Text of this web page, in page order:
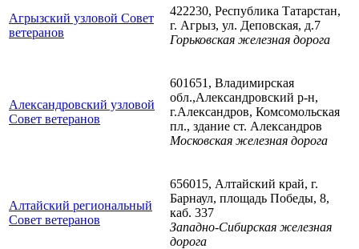
Агрызский узловой Совет
ветеранов
422230, Республика Татарстан,
г. Агрыз, ул. Деповская, д.7
Горьковская железная дорога
Александровский узловой
Совет ветеранов
601651, Владимирская
обл.,Александровский р-н,
г.Александров, Комсомольская
пл., здание ст. Александров
Московская железная дорога
Алтайский региональный
Совет ветеранов
656015, Алтайский край, г.
Барнаул, площадь Победы, 8,
каб. 337
Западно-Сибирская железная
дорога